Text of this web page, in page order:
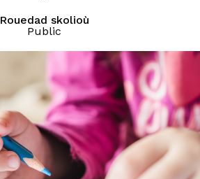
Rouedad skolioù
Public